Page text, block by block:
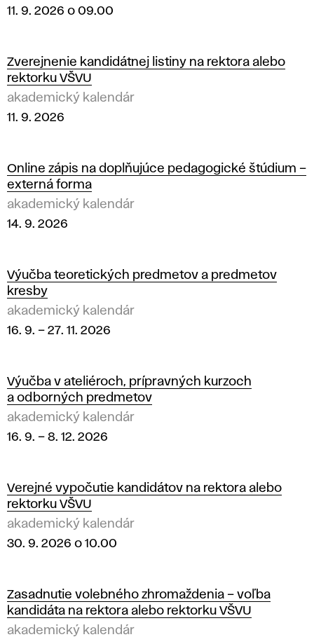
11. 9. 2026 o 09.00
Zverejnenie kandidátnej listiny na rektora alebo
rektorku VŠVU
akademický kalendár
11. 9. 2026
Online zápis na doplňujúce pedagogické štúdium –
externá forma
akademický kalendár
14. 9. 2026
Výučba teoretických predmetov a predmetov
kresby
akademický kalendár
16. 9. – 27. 11. 2026
Výučba v ateliéroch, prípravných kurzoch
a odborných predmetov
akademický kalendár
16. 9. – 8. 12. 2026
Verejné vypočutie kandidátov na rektora alebo
rektorku VŠVU
akademický kalendár
30. 9. 2026 o 10.00
Zasadnutie volebného zhromaždenia – voľba
kandidáta na rektora alebo rektorku VŠVU
akademický kalendár